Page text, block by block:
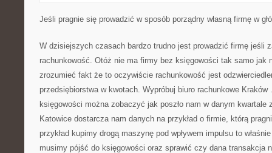
Jeśli pragnie się prowadzić w sposób porządny własną firmę w
W dzisiejszych czasach bardzo trudno jest prowadzić firmę jeśli
rachunkowość. Otóż nie ma firmy bez księgowości tak samo jak
zrozumieć fakt że to oczywiście rachunkowość jest
przedsiębiorstwa w kwotach. Wypróbuj biuro rachunkowe Kraków
księgowości można zobaczyć jak poszło nam w danym kwartale
Katowice dostarcza nam danych na przykład o firmie, którą
przykład kupimy drogą maszynę pod wpływem impulsu to
musimy pójść do księgowości oraz sprawić czy dana transakcja